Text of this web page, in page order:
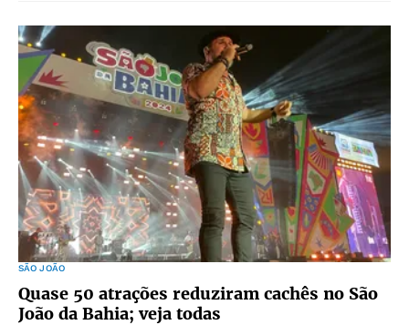
SÃO JOÃO
Quase 50 atrações reduziram cachês no São
João da Bahia; veja todas